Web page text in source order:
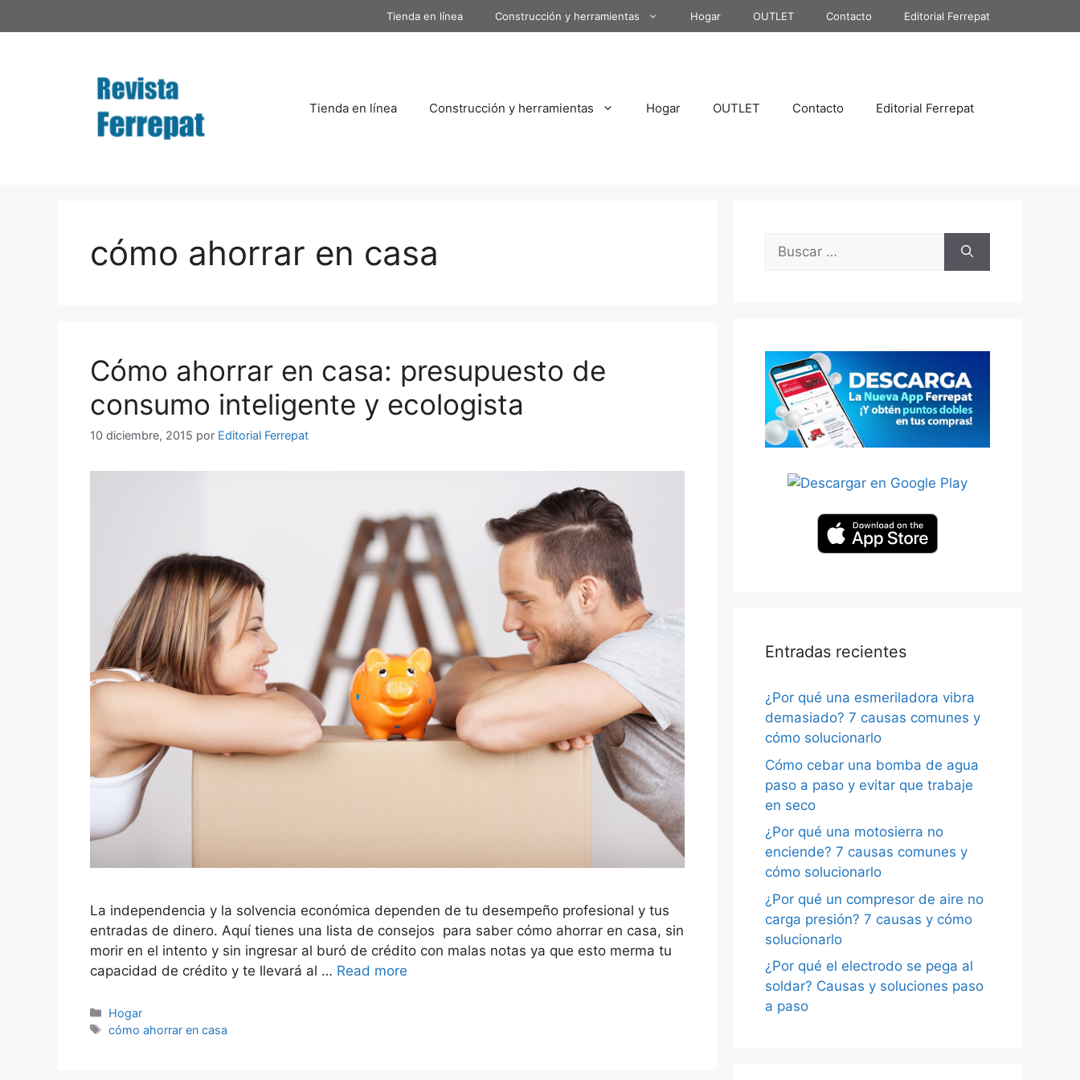
al
Tienda en línea Construcción y herramientas Hogar OUTLET Contacto Editorial Ferrepat
Tienda en línea Construcción y herramientas Hogar OUTLET Contacto Editorial Ferrepat
cómo ahorrar en casa
Cómo ahorrar en casa: presupuesto de
consumo inteligente y ecologista
10 diciembre, 2015 por Editorial Ferrepat
La independencia y la solvencia económica dependen de tu desempeño profesional y tus
entradas de dinero. Aquí tienes una lista de consejos para saber cómo ahorrar en casa, sin
morir en el intento y sin ingresar al buró de crédito con malas notas ya que esto merma tu
capacidad de crédito y te llevará al … Read more
Categorías
Hogar
Etiquetas
cómo ahorrar en casa
Buscar:
Entradas recientes
¿Por qué una esmeriladora vibra
demasiado? 7 causas comunes y
cómo solucionarlo
Cómo cebar una bomba de agua
paso a paso y evitar que trabaje
en seco
¿Por qué una motosierra no
enciende? 7 causas comunes y
cómo solucionarlo
¿Por qué un compresor de aire no
carga presión? 7 causas y cómo
solucionarlo
¿Por qué el electrodo se pega al
soldar? Causas y soluciones paso
a paso